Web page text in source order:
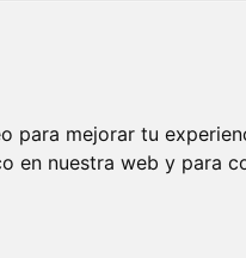
para mejorar tu
en nuestra web y para